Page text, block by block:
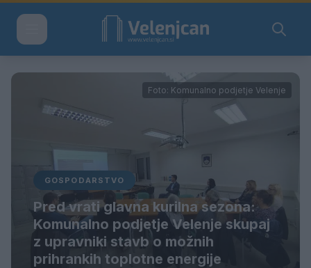
Foto: Komunalno podjetje Velenje
GOSPODARSTVO
Pred vrati glavna kurilna sezona:
Komunalno podjetje Velenje skupaj
z upravniki stavb o možnih
prihrankih toplotne energije